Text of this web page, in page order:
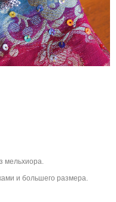
мельхиора.
и большего размера.